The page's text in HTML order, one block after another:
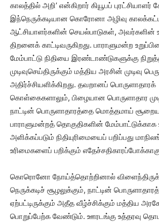
காலத்தில் அறி’ என்கிறார் கியூபப் புரட்சியாளர்
இந்நெருக்கடியான கொரோனா அழிவு
ஆட்சியாளர்களின் செயல்பாடுகள்,
திறனைக் காட்டிவருகிறது. பாராளுமன்ற
மேம்பாட்டு நிதியை இரண்டாண்டுகளுக்கு
முடிவுசெய்திருக்கும் மத்திய அரசின் முடிவு
அதிர்ச்சியளிக்கிறது. தவறானப் பொருளாதாரக்
கொள்கைகளாலும், பிழையான பொருளாதார
நாட்டின் பொருளாதாரத்தை மொத்தமாய்
பாராளுமன்றத் தொகுதிகளின் மேம்பாட்டுக்காக
அளிக்கப்படும் நிதியுரிமையைப் பறிப்பது
உரிமைகளைப் பறிக்கும்
கொரொனோ நோய்த்தொற்றினால்
நெருக்கடிச் சூழலுக்கும், நாட்டின்
ஏற்பட்டிருக்கும் அதீத வீழ்ச்சிக்கும் மத்திய
பொறுப்பேற்க வேண்டும். ஊரடங்கு உத்தரவு